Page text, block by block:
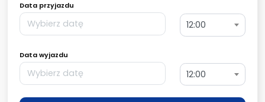
Data przyjazdu
12:00
Data wyjazdu
12:00